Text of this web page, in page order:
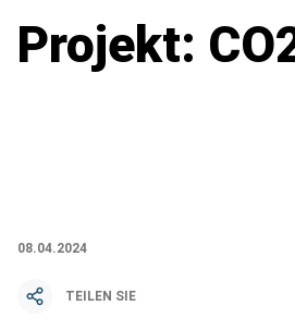
08.04.2024
TEILEN SIE
Projekt: